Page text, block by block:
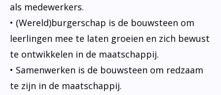
als medewerkers.
• (Wereld)burgerschap is de bouwsteen om
leerlingen mee te laten groeien en zich bewust
te ontwikkelen in de maatschappij.
• Samenwerken is de bouwsteen om redzaam
te zijn in de maatschappij.